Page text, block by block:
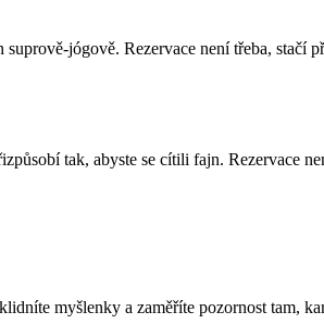
suprově-jógově. Rezervace není třeba, stačí
tak, abyste se cítili fajn. Rezervace
myšlenky a zaměříte pozornost